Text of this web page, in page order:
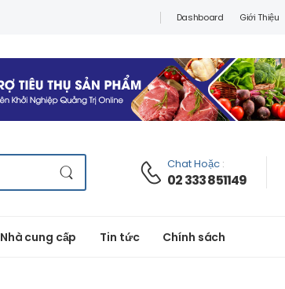
Dashboard Giới Thiệu
Chat Hoặc :
02 333 851149
Nhà cung cấp Tin tức Chính sách